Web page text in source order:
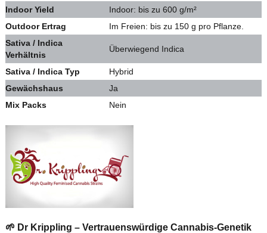
Indoor Yield
Indoor: bis zu 600 g/m²
Outdoor Ertrag
Im Freien: bis zu 150 g pro Pflanze.
Sativa / Indica
Verhältnis
Überwiegend Indica
Sativa / Indica Typ
Hybrid
Gewächshaus
Ja
Mix Packs
Nein
🌱 Dr Krippling – Vertrauenswürdige Cannabis-Genetik